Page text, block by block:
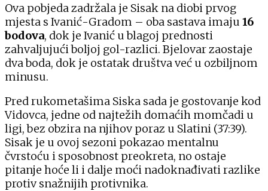
Ova pobjeda zadržala je Sisak na diobi prvog
mjesta s Ivanić-Gradom – oba sastava imaju 16
bodova, dok je Ivanić u blagoj prednosti
zahvaljujući boljoj gol-razlici. Bjelovar zaostaje
dva boda, dok je ostatak društva već u ozbiljnom
minusu.
Pred rukometašima Siska sada je gostovanje kod
Vidovca, jedne od najtežih domaćih momčadi u
ligi, bez obzira na njihov poraz u Slatini (37:39).
Sisak je u ovoj sezoni pokazao mentalnu
čvrstoću i sposobnost preokreta, no ostaje
pitanje hoće li i dalje moći nadoknađivati razlike
protiv snažnijih protivnika.